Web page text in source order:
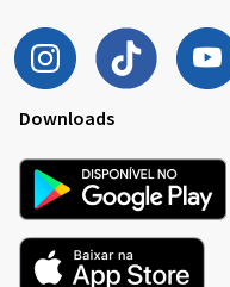
Downloads